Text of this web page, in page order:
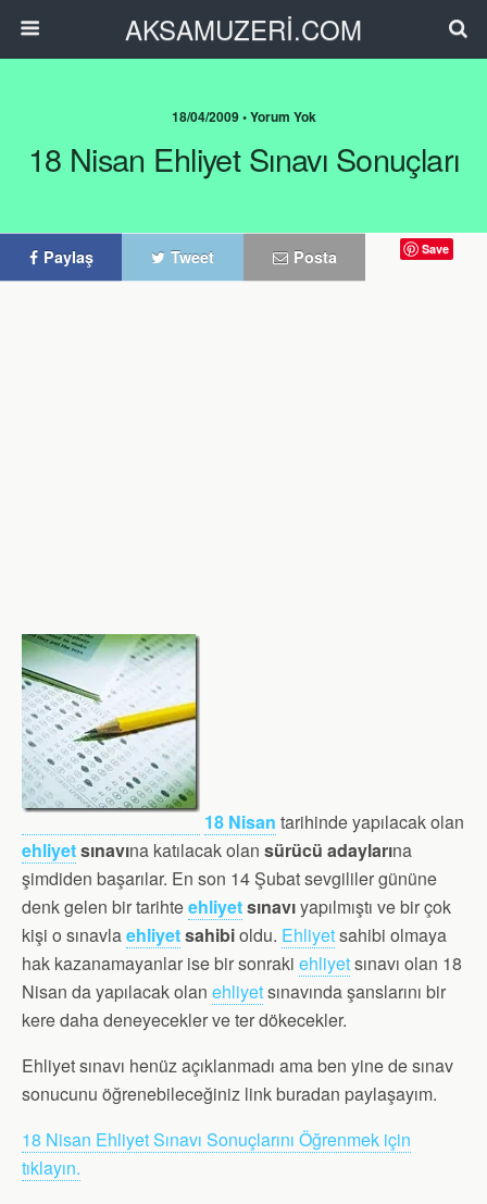
AKSAMUZERİ.COM
18/04/2009 • Yorum Yok
18 Nisan Ehliyet Sınavı Sonuçları
Paylaş Tweet Save
Posta
18 Nisan tarihinde yapılacak olan
ehliyetsınavına katılacak olan sürücü adaylarına
şimdiden başarılar. En son 14 Şubat sevgililer gününe
denk gelen bir tarihteehliyetsınavıyapılmıştı ve bir çok
kişi o sınavlaehliyetsahibioldu. Ehliyetsahibi olmaya
hak kazanamayanlar ise bir sonraki ehliyetsınavı olan 18
Nisan da yapılacak olan ehliyetsınavında şanslarını bir
kere daha deneyecekler ve ter dökecekler.
Ehliyet sınavı henüz açıklanmadı ama ben yine de sınav
sonucunu öğrenebileceğiniz link buradan paylaşayım.
18 Nisan Ehliyet Sınavı Sonuçlarını Öğrenmek için
tıklayın.